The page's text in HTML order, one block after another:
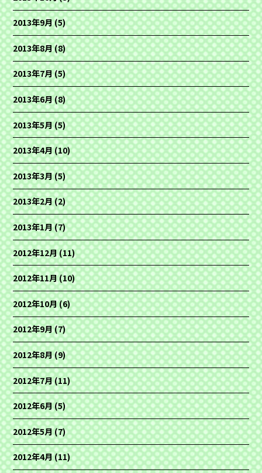
2013年9月(5)
2013年8月(8)
2013年7月(5)
2013年6月(8)
2013年5月(5)
2013年4月(10)
2013年3月(5)
2013年2月(2)
2013年1月(7)
2012年12月(11)
2012年11月(10)
2012年10月(6)
2012年9月(7)
2012年8月(9)
2012年7月(11)
2012年6月(5)
2012年5月(7)
2012年4月(11)